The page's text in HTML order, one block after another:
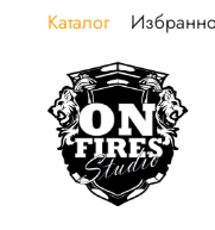
Каталог